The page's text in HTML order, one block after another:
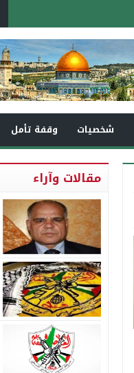
شخصيات وقفة تأمل
مقالات وآراء